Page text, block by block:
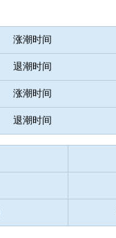
涨潮时间
退潮时间
涨潮时间
退潮时间